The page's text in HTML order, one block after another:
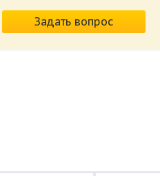
Задать вопрос